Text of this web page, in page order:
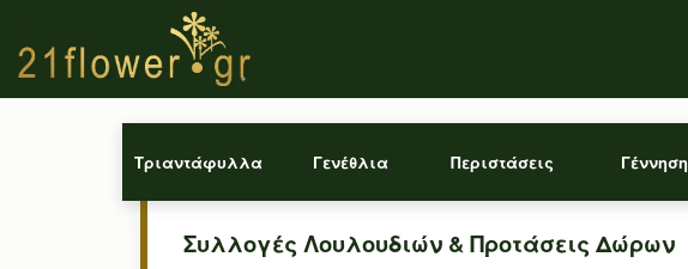
Τριαντάφυλλα Γενέθλια Περιστάσεις Γέννηση
Συλλογές Λουλουδιών & Προτάσεις Δώρων